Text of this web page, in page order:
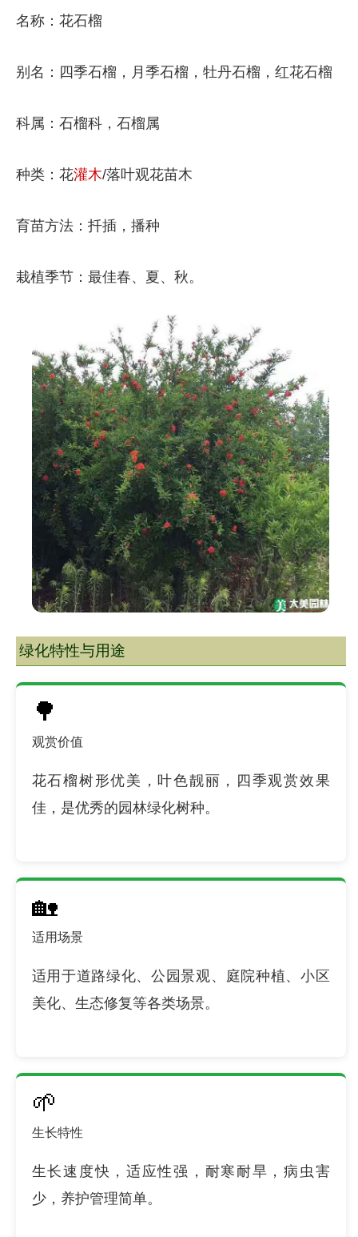
名称：花石榴
别名：四季石榴，月季石榴，牡丹石榴，红花石榴
科属：石榴科，石榴属
种类：花灌木/落叶观花苗木
育苗方法：扦插，播种
栽植季节：最佳春、夏、秋。
绿化特性与用途
🌳
观赏价值
花石榴树形优美，叶色靓丽，四季观赏效果
佳，是优秀的园林绿化树种。
🏡
适用场景
适用于道路绿化、公园景观、庭院种植、小区
美化、生态修复等各类场景。
🌱
生长特性
生长速度快，适应性强，耐寒耐旱，病虫害
少，养护管理简单。